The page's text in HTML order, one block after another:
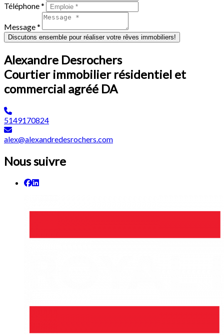
Téléphone *
Message *
Discutons ensemble pour réaliser votre rêves immobiliers!
Alexandre Desrochers
Courtier immobilier résidentiel et
commercial agréé DA
5149170824
alex@alexandredesrochers.com
Nous suivre